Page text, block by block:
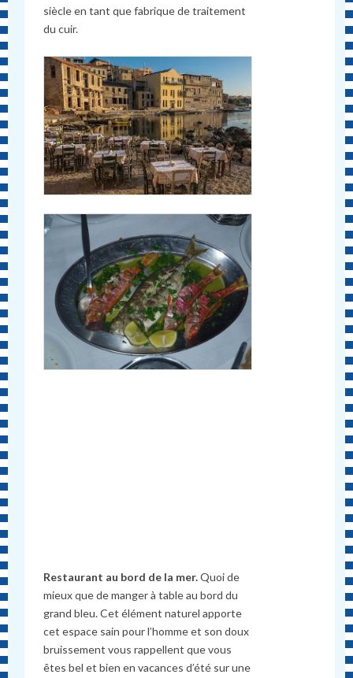
siècle en tant que fabrique de traitement
du cuir.
Restaurant au bord de la mer.Quoi de
mieux que de manger à table au bord du
grand bleu. Cet élément naturel apporte
cet espace sain pour l’homme et son doux
bruissement vous rappellent que vous
êtes bel et bien en vacances d’été sur une